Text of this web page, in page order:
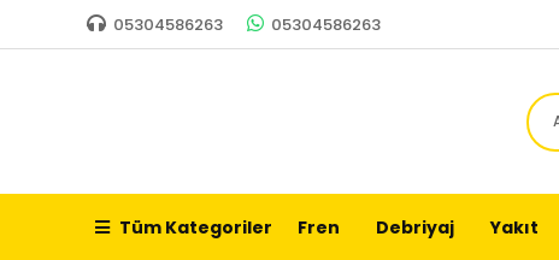
05304586263 05304586263
Tüm Kategoriler Fren Debriyaj Yakıt